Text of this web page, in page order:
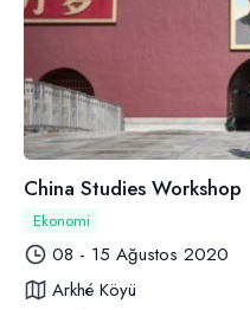
China Studies Workshop
Ekonomi
08 - 15 Ağustos 2020
Arkhé Köyü